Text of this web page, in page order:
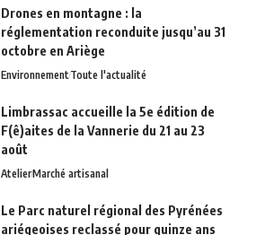
Drones en montagne : la
réglementation reconduite jusqu’au 31
octobre en Ariège
EnvironnementToute l'actualité
Limbrassac accueille la 5e édition de
F(ê)aites de la Vannerie du 21 au 23
août
AtelierMarché artisanal
Le Parc naturel régional des Pyrénées
ariégeoises reclassé pour quinze ans